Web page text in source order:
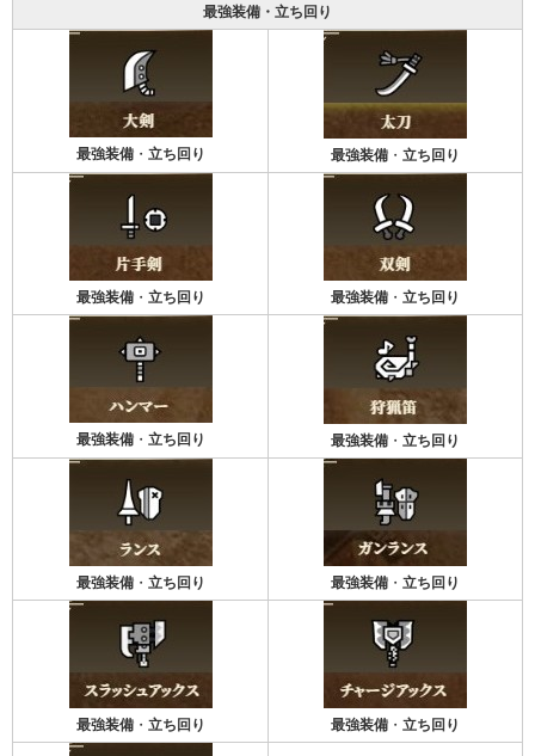
最強装備・立ち回り
最強装備・ 立ち回り 最強装備 ・ 立ち回り
最強装備・ 立ち回り 最強装備 ・ 立ち回り
最強装備・ 立ち回り 最強装備 ・ 立ち回り
最強装備・ 立ち回り 最強装備 ・ 立ち回り
最強装備・ 立ち回り 最強装備 ・ 立ち回り